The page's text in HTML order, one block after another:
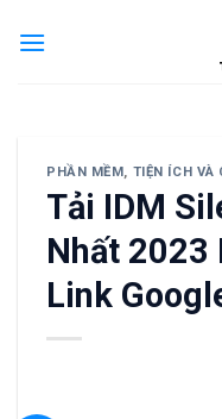
PHẦN MỀM, TIỆN ÍCH VÀ
Tải IDM
Nhất 2023
Link